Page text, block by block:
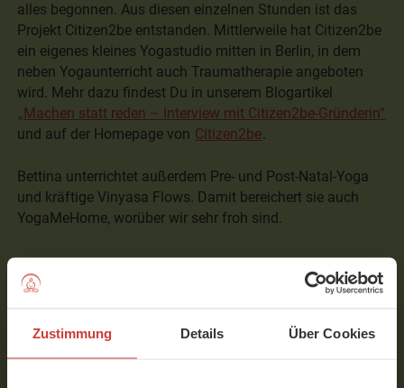
Zustimmung Details Über Cookies
alles begonnen. Aus diesen einzelnen Stunden ist das
Projekt Citizen2be entstanden. Mittlerweile hat Citizen2be
ein eigenes kleines Yogastudio mitten in Berlin, in dem
neben Yogaunterricht auch Traumatherapie angeboten
wird. Mehr dazu findest Du in unserem Blogartikel
„Machen statt reden – Interview mit Citizen2be-Gründerin“
und auf der Homepage von Citizen2be.
Bettina unterrichtet außerdem Pre- und Post-Natal-Yoga
und kräftige Vinyasa Flows. Damit bereichert sie auch
YogaMeHome, worüber wir sehr froh sind.